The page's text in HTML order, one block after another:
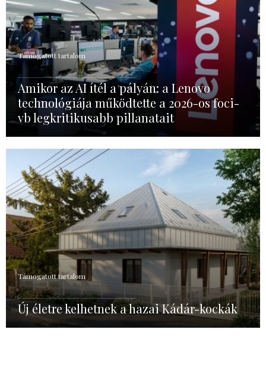
Támogatott tartalom
Amikor az AI ítél a pályán: a Lenovo
technológiája működtette a 2026-os foci-
vb legkritikusabb pillanatait
Támogatott tartalom
Új életre kelhetnek a hazai Kádár-kockák